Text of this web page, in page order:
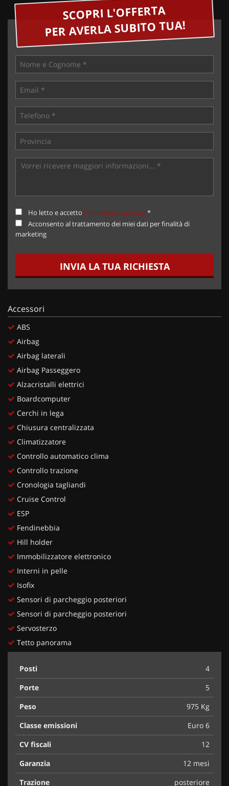
SCOPRI L'OFFERTA
PER AVERLA SUBITO TUA!
Ho letto e accetto l'informativa privacy*
Acconsento al trattamento dei miei dati per finalità di
marketing
INVIA LA TUA RICHIESTA
Accessori
ABS
Airbag
Airbag laterali
Airbag Passeggero
Alzacristalli elettrici
Boardcomputer
Cerchi in lega
Chiusura centralizzata
Climatizzatore
Controllo automatico clima
Controllo trazione
Cronologia tagliandi
Cruise Control
ESP
Fendinebbia
Hill holder
Immobilizzatore elettronico
Interni in pelle
Isofix
Sensori di parcheggio posteriori
Sensori di parcheggio posteriori
Servosterzo
Tetto panorama
Posti
4
Porte
5
Peso
975 Kg
Classe emissioni
Euro 6
CV fiscali
12
Garanzia
12 mesi
Trazione
posteriore